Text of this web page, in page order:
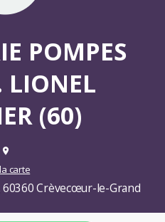
POMPES
LIONEL
(60)
place
carte
60360 Crèvecœur-le-Grand